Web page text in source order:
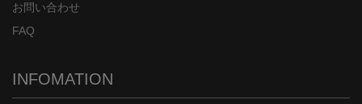
お問い合わせ
FAQ
INFOMATION